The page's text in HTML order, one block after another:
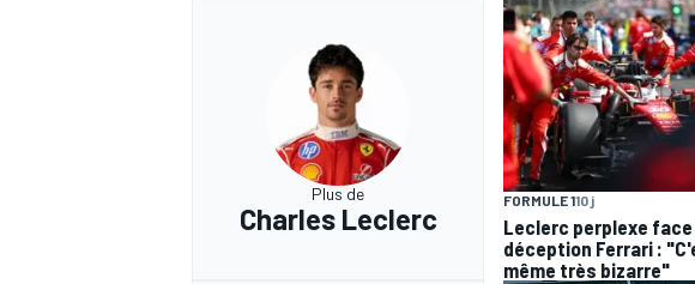
Plus de
Charles Leclerc
FORMULE 110 j
Leclerc perplexe face
déception Ferrari :
même très bizarre"